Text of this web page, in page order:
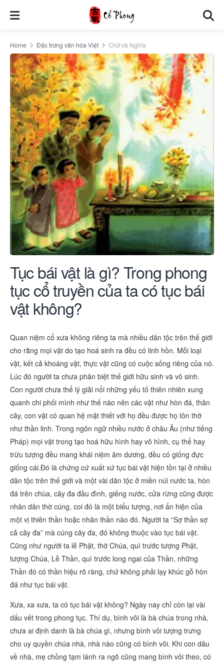
Home Đặc trưng văn hóa Việt Chữ và Nghĩa
Tục bái vật là gì? Trong phong
tục cổ truyền của ta có tục bái
vật không?
Quan niệm cổ xưa không riêng ta mà nhiều dân tộc trên thế giới
cho rằng mọi vật do tạo hoá sinh ra đều có linh hồn. Mỗi loại
vật, kết cả khoáng vật, thực vật cũng có cuộc sống riêng của nó.
Lúc đó người ta chưa phân biệt thế giới hữu sinh và vô sinh.
Con người chưa thể lý giải nổi những yếu tố thiên nhiên xung
quanh chi phối mình như thế nào nên các vật như hòn đá, thân
cây, con vật có quan hệ mật thiết với họ đều được họ tôn thờ
như thần linh. Trong ngôn ngữ nhiều nước ở châu Âu (như tiếng
Pháp) mọi vật trong tạo hoá hữu hình hay vô hình, cụ thể hay
trừu tượng đều mang khái niệm âm dương, đều có giống đực
giống cái.Đó là chứng cứ xuất xứ tục bái vật hiện tồn tại ở nhiều
dân tộc trên thế giới và một vài dân tộc ở miền núi nước ta, hòn
đá trên chùa, cây đa đầu đình, giếng nước, cửa rừng cũng được
nhân dân thờ cúng, coi đó là một biểu tượng, nơi ẩn hiện của
một vị thiên thần hoặc nhân thần nào đó. Người ta “Sợ thần sợ
cả cây đa” mà cúng cây đa, đó không thuộc vào tục bái vật.
Cũng như người ta lễ Phật, thờ Chúa, quì trước tượng Phật,
tượng Chúa, Lễ Thần, quì trước long ngai của Thần, những
Thần đó có thần hiệu rõ ràng, chứ không phải lạy khúc gỗ hòn
đá như tục bái vật.
Xưa, xa xưa, ta có tục bái vật không? Ngày nay chỉ còn lại vài
dấu vết trong phong tục. Thí dụ, bình vôi là bà chúa trong nhà,
chưa ai định danh là bà chúa gì, nhưng bình vôi tượng trưng
cho uy quyền chúa nhà, nhà nào cũng có bình vôi. Khi con dâu
về nhà, mẹ chồng tạm lánh ra ngõ cũng mang bình vôi theo, có